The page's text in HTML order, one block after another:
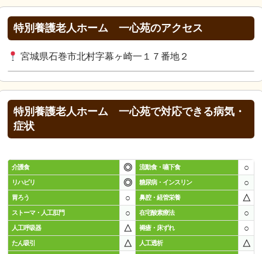
特別養護老人ホーム 一心苑のアクセス
宮城県石巻市北村字幕ヶ崎一１７番地２
特別養護老人ホーム 一心苑で対応できる病気・
症状
介護食 ◎ 流動食・嚥下食 ○
リハビリ ◎ 糖尿病・インスリン ○
胃ろう ○ 鼻腔・経管栄養 △
ストーマ・人工肛門 ○ 在宅酸素療法 ○
人工呼吸器 △ 褥瘡・床ずれ ○
たん吸引 △ 人工透析 △